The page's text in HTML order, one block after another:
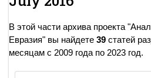
В этой части архива проекта
Евразия" вы найдете 39 статей
месяцам с 2009 года по 2023 год.